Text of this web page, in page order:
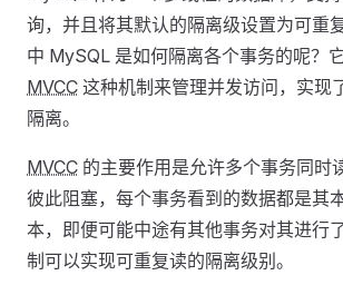
询，并且将其默认的隔离级设置为可重
中 MySQL 是如何隔离各个事务的呢？
MVCC 这种机制来管理并发访问，实现
隔离。
MVCC 的主要作用是允许多个事务同时
彼此阻塞，每个事务看到的数据都是其
本，即便可能中途有其他事务对其进行
制可以实现可重复读的隔离级别。